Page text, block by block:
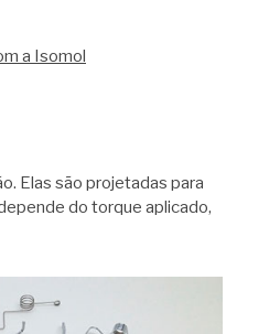
a Isomol
Elas são projetadas para
do torque aplicado,